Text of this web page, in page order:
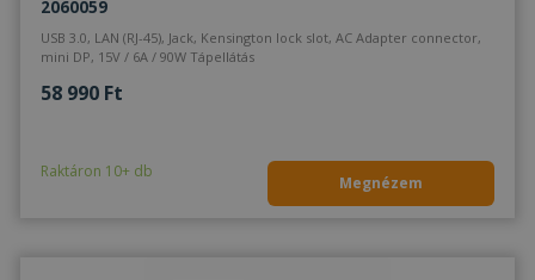
2060059
USB 3.0, LAN (RJ-45), Jack, Kensington lock slot, AC Adapter connector,
mini DP, 15V / 6A / 90W Tápellátás
58 990 Ft
Raktáron 10+ db
Megnézem